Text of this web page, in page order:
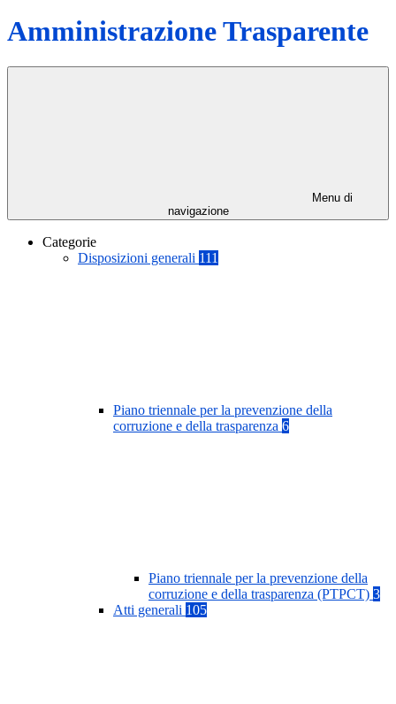
Amministrazione Trasparente
Menu di
navigazione
Categorie
Disposizioni generali 111
Piano triennale per la prevenzione della
corruzione e della trasparenza 6
Piano triennale per la prevenzione della
corruzione e della trasparenza (PTPCT) 3
Atti generali 105